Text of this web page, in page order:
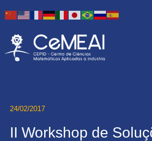
24/02/2017
II Workshop de